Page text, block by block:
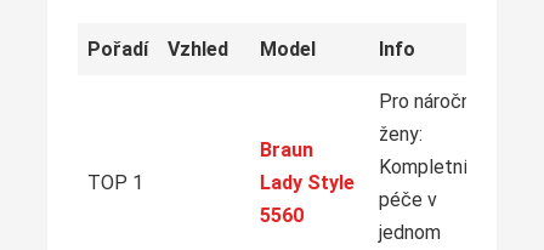
Pořadí Vzhled Model Info
TOP 1
Braun
Lady Style
5560
Pro náročné
ženy:
Kompletní
péče v
jednom